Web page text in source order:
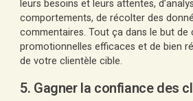
leurs besoins et leurs attentes,
comportements, de récolter des
commentaires. Tout ça dans le but de
promotionnelles efficaces et de bien
de votre clientèle cible.
5. Gagner la confiance des